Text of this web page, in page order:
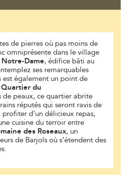
de pierres où pas moins de
omniprésente dans le village
Dame, édifice bâti au
ses remarquables
est également un point de
du
peaux, ce quartier abrite
réputés qui seront ravis de
d’un délicieux repas,
cuisine du terroir entre
des Roseaux, un
de Barjols où s’étendent des